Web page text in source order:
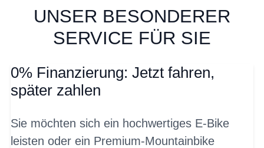
UNSER BESONDERER
SERVICE FÜR SIE
0% Finanzierung: Jetzt fahren,
später zahlen
Sie möchten sich ein hochwertiges E-Bike
leisten oder ein Premium-Mountainbike